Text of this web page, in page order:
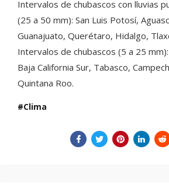
Intervalos de chubascos con lluvias
(25 a 50 mm): San Luis Potosí,
Guanajuato, Querétaro, Hidalgo,
Intervalos de chubascos (5 a 25
Baja California Sur, Tabasco,
Quintana Roo.
Clima